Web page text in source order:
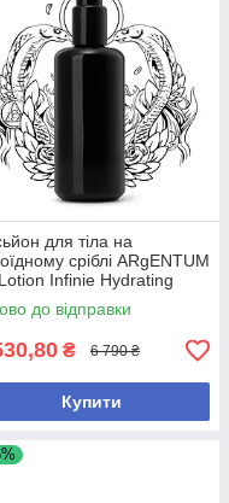
для тіла на
сріблі ARgENTUM
Infinie Hydrating
Body Lotion, 200 мл
до відправки
₴ 6 790 ₴
Купити